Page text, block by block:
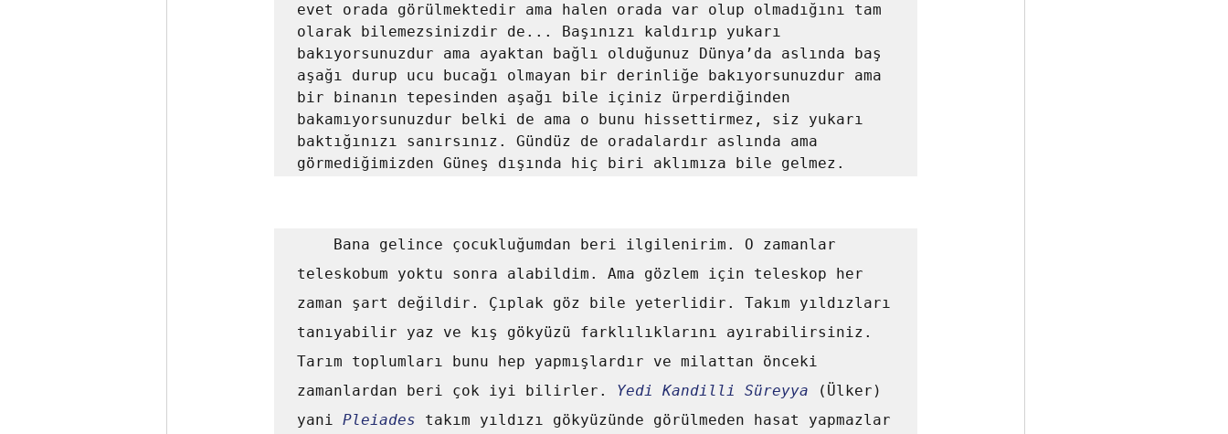
evet orada görülmektedir ama halen orada var olup olmadığını tam
olarak bilemezsinizdir de... Başınızı kaldırıp yukarı
bakıyorsunuzdur ama ayaktan bağlı olduğunuz Dünya’da aslında baş
aşağı durup ucu bucağı olmayan bir derinliğe bakıyorsunuzdur ama
bir binanın tepesinden aşağı bile içiniz ürperdiğinden
bakamıyorsunuzdur belki de ama o bunu hissettirmez, siz yukarı
baktığınızı sanırsınız. Gündüz de oradalardır aslında ama
teleskobum yoktu sonra alabildim. Ama gözlem için teleskop her
zaman şart değildir. Çıplak göz bile yeterlidir. Takım yıldızları
tanıyabilir yaz ve kış gökyüzü farklılıklarını ayırabilirsiniz.
Tarım toplumları bunu hep yapmışlardır ve milattan önceki
zamanlardan beri çok iyi bilirler. Yedi Kandilli Süreyya (Ülker)
yani Pleiades takım yıldızı gökyüzünde görülmeden hasat yapmazlar